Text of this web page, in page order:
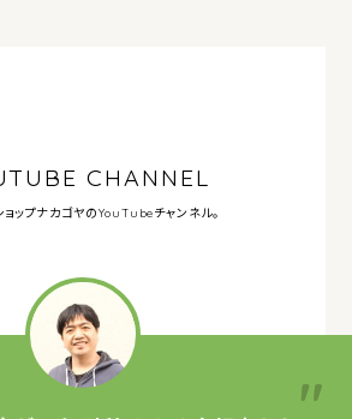
CHANNEL
ョップナカゴヤのYouTubeチャンネル。